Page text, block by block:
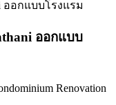
ออกแบบ
Renovation